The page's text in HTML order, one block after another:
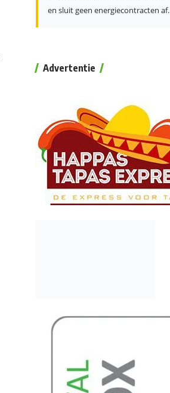
en sluit geen energiecontracten af.
Advertentie